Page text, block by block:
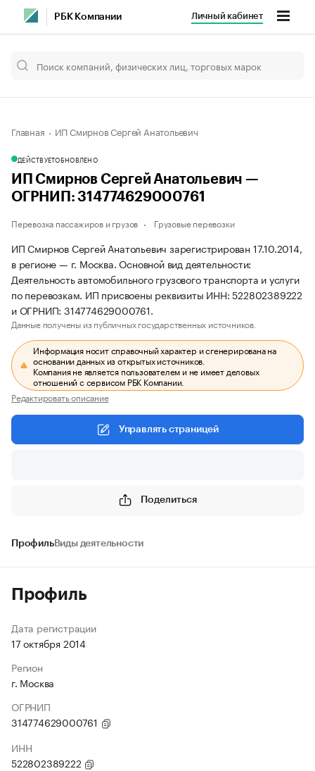
РБК Компании Личный кабинет
Главная ИП Смирнов Сергей Анатольевич
ДЕЙСТВУЕТОБНОВЛЕНО
ИП Смирнов Сергей Анатольевич —
ОГРНИП: 314774629000761
Перевозка пассажиров и грузов Грузовые перевозки
ИП Смирнов Сергей Анатольевич зарегистрирован 17.10.2014,
в регионе — г. Москва. Основной вид деятельности:
Деятельность автомобильного грузового транспорта и услуги
по перевозкам. ИП присвоены реквизиты ИНН: 522802389222
и ОГРНИП: 314774629000761.
Данные получены из публичных государственных источников.
Информация носит справочный характер и сгенерирована на
основании данных из открытых источников.
Компания не является пользователем и не имеет деловых
отношений с сервисом РБК Компании.
Редактировать описание
Управлять страницей
Поделиться
ПрофильВиды деятельности
Профиль
Дата регистрации
17 октября 2014
Регион
г. Москва
ОГРНИП
314774629000761
ИНН
522802389222